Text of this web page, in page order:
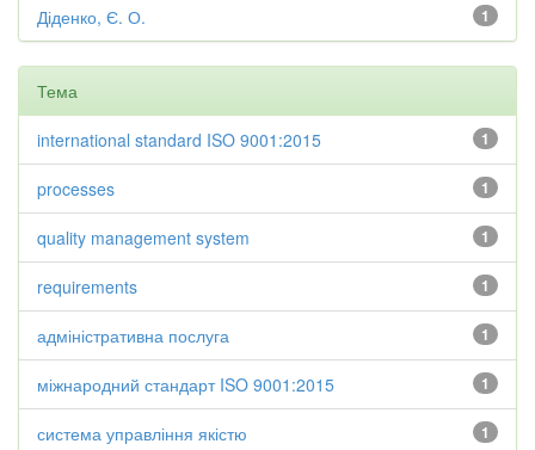
1
Діденко, Є. О.
Тема
1
international standard ISO 9001:2015
1
processes
1
quality management system
1
requirements
1
адміністративна послуга
1
міжнародний стандарт ISO 9001:2015
1
система управління якістю